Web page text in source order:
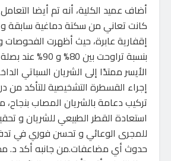
أضاف عميد الكلية، أنه تم أيضا
كانت تعاني من سكتة دماغية سابقة
إقفارية عابرة، حيث أظهرت
بنسبة تراوحت بين
الأيسر ممتدًا إلى الشريان السباتي
إجراء القسطرة التشخيصية للتأكد من
تركيب دعامة بالشريان المصاب
استعادة القطر الطبيعي للشريان و
للمجرى الوعائي و تحسن فوري في
حدوث أي مضاعفات.من جانبه أكد د.